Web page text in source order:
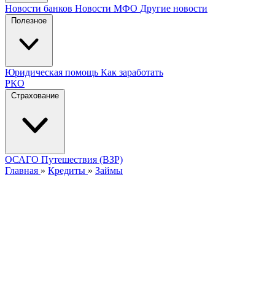
Новости банков Новости МФО Другие новости
Полезное
Юридическая помощь Как заработать
РКО
Страхование
ОСАГО Путешествия (ВЗР)
Главная » Кредиты » Займы